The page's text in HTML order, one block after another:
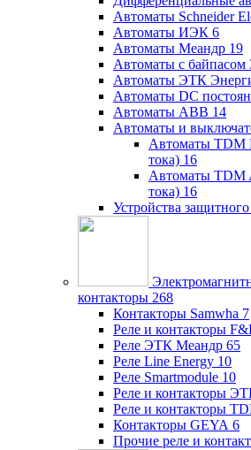
Автоматы Schneider
Автоматы ИЭК 6
Автоматы Меандр 19
Автоматы с байпасом
Автоматы ЭТК
Автоматы DC
Автоматы ABB 14
Автоматы и
Автоматы TDM
тока) 16
Автоматы TDM
тока) 16
Устройства
контакторы 268
Контакторы Samwha 7
Реле и контакторы
Реле ЭТК Меандр 65
Реле Line Energy 10
Реле Smartmodule 10
Реле и контакторы
Реле и контакторы
Контакторы GEYA 6
Прочие реле и